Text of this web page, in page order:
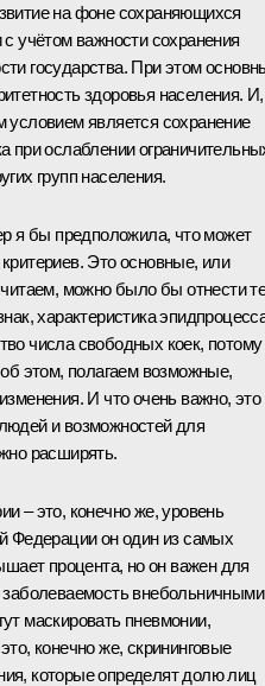
на фоне сохраняющихся
учётом важности сохранения
государства. При этом
здоровья населения. И,
условием является сохранение
при ослаблении
групп населения.
я бы предположила, что может
Это основные, или
можно было бы отнести
характеристика
числа свободных коек, потому
этом, полагаем возможные,
И что очень важно, это
и возможностей для
расширять.
– это, конечно же, уровень
Федерации он один из самых
процента, но он важен для
заболеваемость внебольничными
маскировать пневмонии,
конечно же, скрининговые
которые определят долю лиц